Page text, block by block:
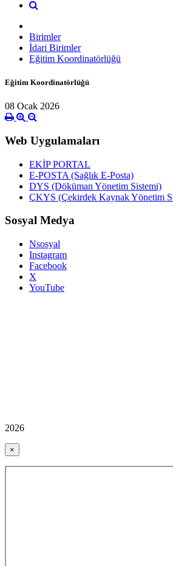
Birimler
İdari Birimler
Eğitim Koordinatörlüğü
Eğitim Koordinatörlüğü
08 Ocak 2026
Web Uygulamaları
EKİP PORTAL
E-POSTA (Sağlık E-Posta)
DYS (Döküman Yönetim Sistemi)
ÇKYS (Çekirdek Kaynak Yönetim
Sosyal Medya
Nsosyal
Instagram
Facebook
X
YouTube
2026
×